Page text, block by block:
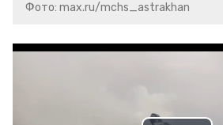
Фото: max.ru/mchs_astrakhan